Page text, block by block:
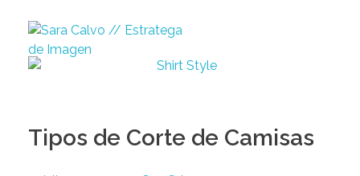
Tipos de Corte de Camisas